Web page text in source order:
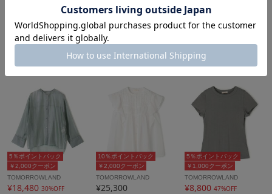
￥2,000クーポン
TOMORROWLAND
￥1,500クーポン
TOMORROWLAND
72%OFF
タイムセール
￥2,000クーポン
¥19,800
タイムセール
￥2,000クーポン
5％ポイントバック
TOMORROWLAND
¥18,480 30%OFF
￥2,000クーポン
10％ポイントバック
TOMORROWLAND
¥25,300
￥1,000クーポン
5％ポイントバック
TOMORROWLAND
¥8,800 47%OFF